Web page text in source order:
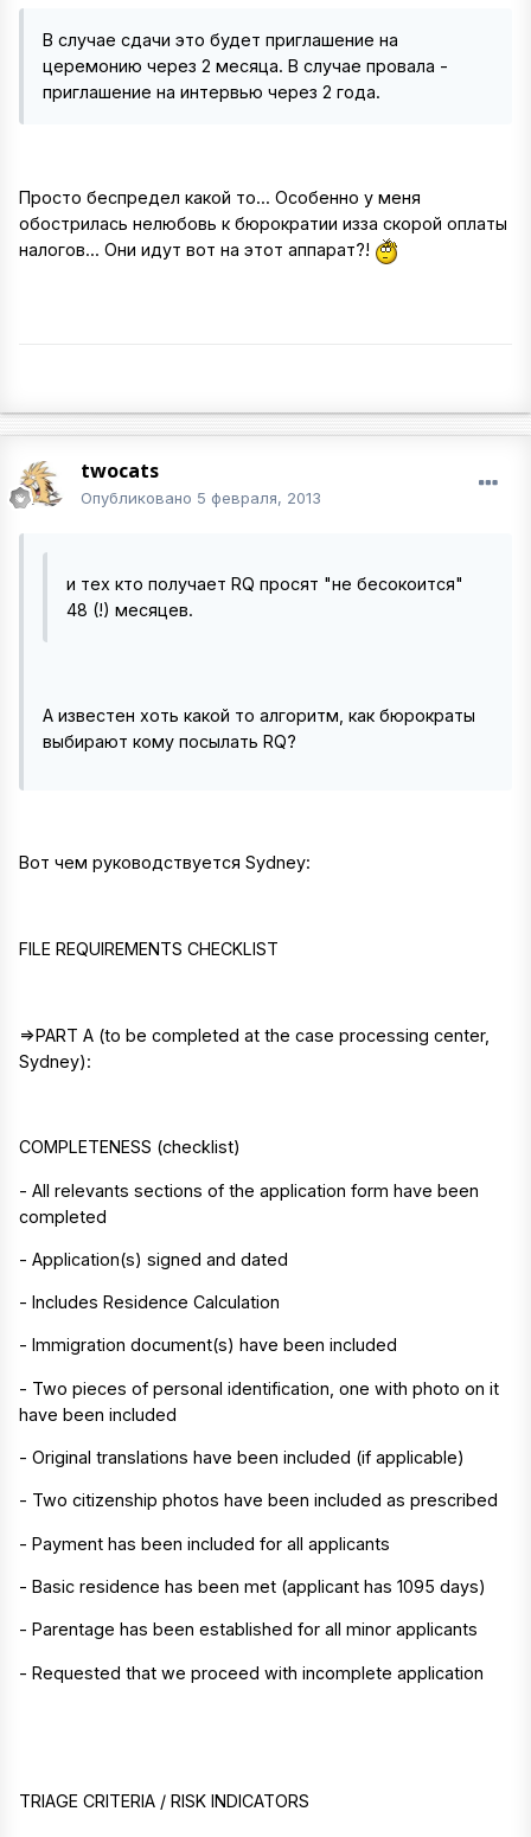
В случае сдачи это будет приглашение на
церемонию через 2 месяца. В случае провала -
приглашение на интервью через 2 года.
Просто беспредел какой то... Особенно у меня
обострилась нелюбовь к бюрократии изза скорой оплаты
налогов... Они идут вот на этот аппарат?!
twocats
Опубликовано 5 февраля, 2013
и тех кто получает RQ просят "не бесокоится"
48 (!) месяцев.
А известен хоть какой то алгоритм, как бюрократы
выбирают кому посылать RQ?
Вот чем руководствуется Sydney:
FILE REQUIREMENTS CHECKLIST
=>PART A (to be completed at the case processing center,
Sydney):
COMPLETENESS (checklist)
- All relevants sections of the application form have been
completed
- Application(s) signed and dated
- Includes Residence Calculation
- Immigration document(s) have been included
- Two pieces of personal identification, one with photo on it
have been included
- Original translations have been included (if applicable)
- Two citizenship photos have been included as prescribed
- Payment has been included for all applicants
- Basic residence has been met (applicant has 1095 days)
- Parentage has been established for all minor applicants
- Requested that we proceed with incomplete application
TRIAGE CRITERIA / RISK INDICATORS